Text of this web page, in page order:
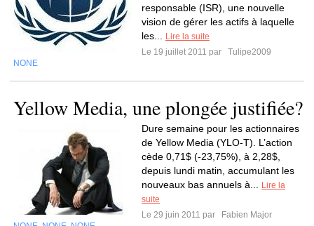
responsable (ISR), une nouvelle
vision de gérer les actifs à laquelle
les...
Lire la suite
Le 19 juillet 2011 par
Tulipe2009
NONE
Yellow Media, une plongée justifiée?
Dure semaine pour les actionnaires
de Yellow Media (YLO-T). L’action
cède 0,71$ (-23,75%), à 2,28$,
depuis lundi matin, accumulant les
nouveaux bas annuels à...
Lire la
suite
Le 29 juin 2011 par
Fabien Major